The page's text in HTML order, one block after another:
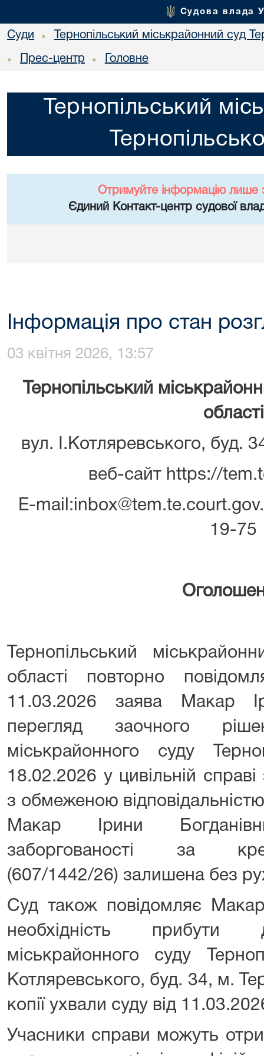
Судова влада
Суди • Тернопільський міськрайонний суд
• Прес-центр • Головне
Тернопільський
Отримуйте інформацію лише
Єдиний Контакт-центр судової
Інформація про стан
03 квітня 2026, 13:57
Тернопільський
області
вул. І.Котляревського, буд.
веб-сайт https://
E-
19-75
Тернопільський
області повторно
11.03.2026 заява Макар
перегляд заочного
міськрайонного суду
18.02.2026 у цивільній
з обмеженою
Макар Ірини
заборгованості за
(607/1442/26) залишена без
Суд також повідомляє
необхідність прибути
міськрайонного суду
Котляревського, буд. 34, м.
копії ухвали суду від
Учасники справи можуть